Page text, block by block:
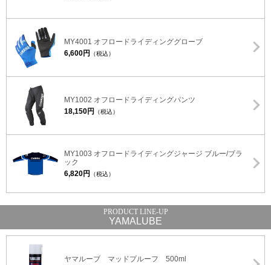
MY4001 オフロードライディンググローブ
6,600円 （税込）
MY1002 オフロードライディングパンツ
18,150円 （税込）
MY1003 オフロードライディングジャージ ブルー/ブラ
ック
6,820円 （税込）
YAMALUBE
ヤマルーブ マッドプルーフ 500ml